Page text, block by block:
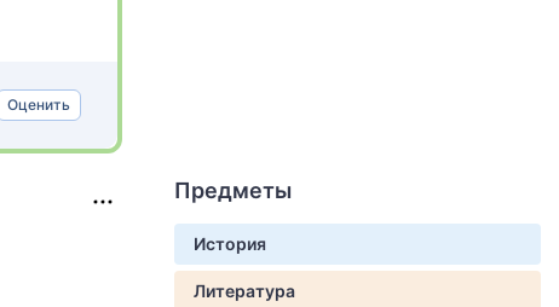
Оценить
Предметы
История
Литература